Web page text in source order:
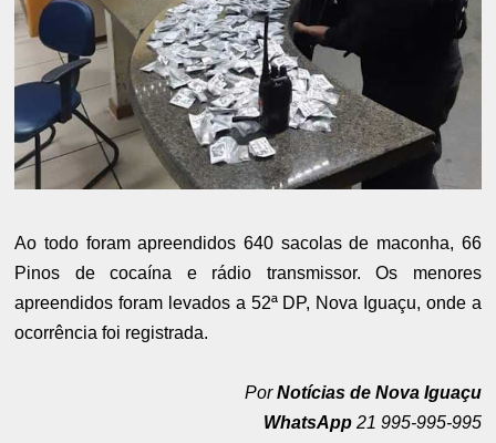
Ao todo foram apreendidos 640 sacolas de maconha, 66
Pinos de cocaína e rádio transmissor. Os menores
apreendidos foram levados a 52ª DP, Nova Iguaçu, onde a
ocorrência foi registrada.
PorNotícias de Nova Iguaçu
WhatsApp 21 995-995-995